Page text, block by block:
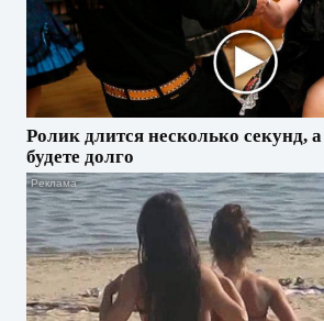
Ролик длится несколько секунд,
будете долго